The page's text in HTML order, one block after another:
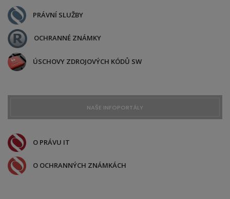
PRÁVNÍ SLUŽBY
OCHRANNÉ ZNÁMKY
ÚSCHOVY ZDROJOVÝCH KÓDŮ SW
NAŠE INFOPORTÁLY
O PRÁVU IT
O OCHRANNÝCH ZNÁMKÁCH